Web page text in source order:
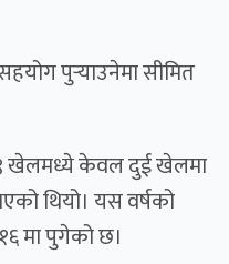
पुर्‍याउनेमा सीमित
खेलमध्ये केवल दुई खेलमा
थियो। यस वर्षको
मा पुगेको छ।